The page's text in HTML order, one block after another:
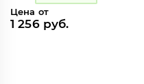
Цена от
1 256 руб.